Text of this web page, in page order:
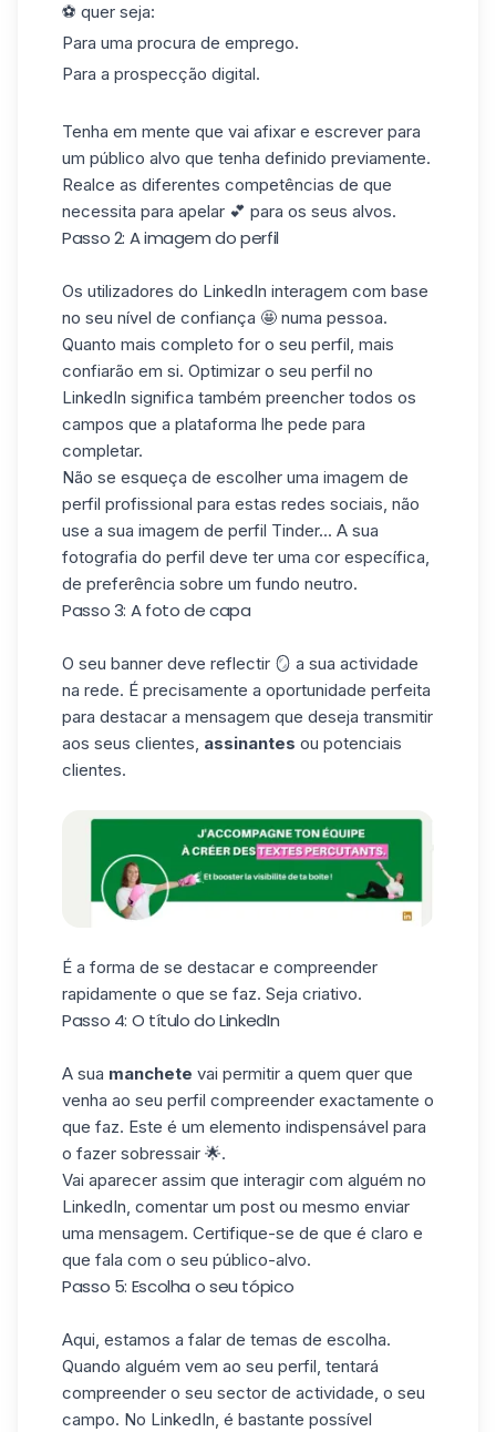
⚽ quer seja:
Para uma procura de emprego.
Para a prospecção digital.
Tenha em mente que vai afixar e escrever para
um público alvo que tenha definido previamente.
Realce as diferentes competências de que
necessita para apelar 💕 para os seus alvos.
Passo 2: A imagem do perfil
Os utilizadores do LinkedIn interagem com base
no seu nível de confiança 🤩 numa pessoa.
Quanto mais completo for o seu perfil, mais
confiarão em si. Optimizar o seu perfil no
LinkedIn significa também preencher todos os
campos que a plataforma lhe pede para
completar.
Não se esqueça de escolher uma imagem de
perfil profissional para estas redes sociais, não
use a sua imagem de perfil Tinder... A sua
fotografia do perfil deve ter uma cor específica,
de preferência sobre um fundo neutro.
Passo 3: A foto de capa
O seu banner deve reflectir 🪞 a sua actividade
na rede. É precisamente a oportunidade perfeita
para destacar a mensagem que deseja transmitir
aos seus clientes, assinantes ou potenciais
clientes.
É a forma de se destacar e compreender
rapidamente o que se faz. Seja criativo.
Passo 4: O título do LinkedIn
A sua manchete vai permitir a quem quer que
venha ao seu perfil compreender exactamente o
que faz. Este é um elemento indispensável para
o fazer sobressair 🌟.
Vai aparecer assim que interagir com alguém no
LinkedIn, comentar um post ou mesmo enviar
uma mensagem. Certifique-se de que é claro e
que fala com o seu público-alvo.
Passo 5: Escolha o seu tópico
Aqui, estamos a falar de temas de escolha.
Quando alguém vem ao seu perfil, tentará
compreender o seu sector de actividade, o seu
campo. No LinkedIn, é bastante possível